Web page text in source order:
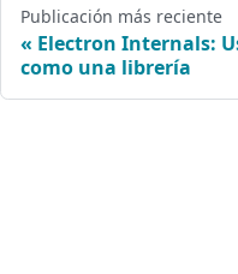
Publicación más reciente
Electron Internals:
como una librería